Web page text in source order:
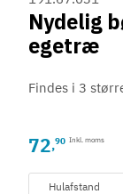
Nydelig
egetræ
Findes i 3
72,90 Inkl. moms
Hulafstand